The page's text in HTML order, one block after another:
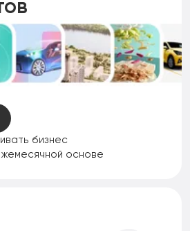
бизнес
основе